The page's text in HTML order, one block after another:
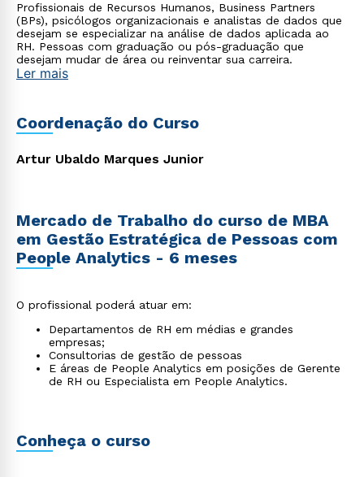
Profissionais de Recursos Humanos, Business Partners
(BPs), psicólogos organizacionais e analistas de dados que
desejam se especializar na análise de dados aplicada ao
RH. Pessoas com graduação ou pós-graduação que
desejam mudar de área ou reinventar sua carreira.
Ler mais
Coordenação do Curso
Artur Ubaldo Marques Junior
Mercado de Trabalho do curso de MBA
em Gestão Estratégica de Pessoas com
People Analytics - 6 meses
O profissional poderá atuar em:
Departamentos de RH em médias e grandes
empresas;
Consultorias de gestão de pessoas
E áreas de People Analytics em posições de Gerente
de RH ou Especialista em People Analytics.
Conheça o curso